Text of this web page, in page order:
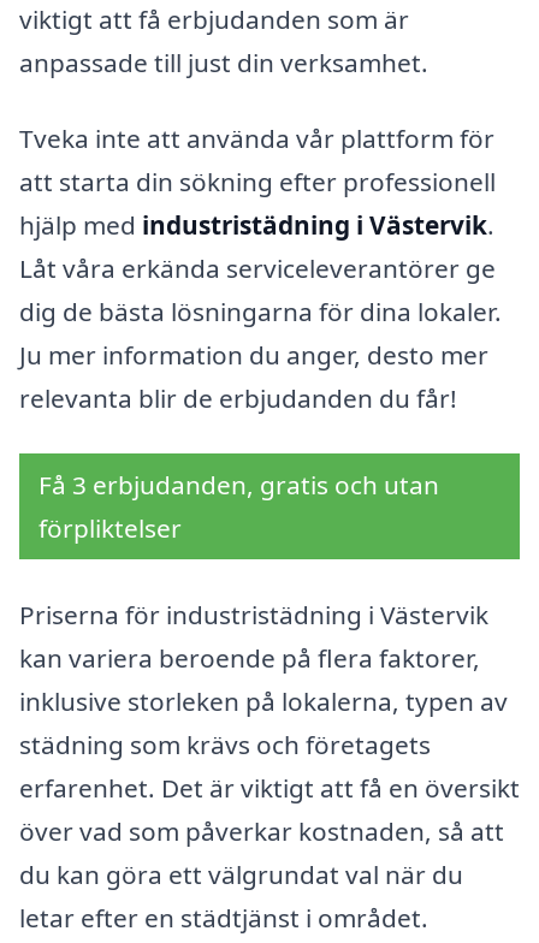
viktigt att få erbjudanden som är
anpassade till just din verksamhet.
Tveka inte att använda vår plattform för
att starta din sökning efter professionell
hjälp med industristädning i Västervik.
Låt våra erkända serviceleverantörer ge
dig de bästa lösningarna för dina lokaler.
Ju mer information du anger, desto mer
relevanta blir de erbjudanden du får!
Få 3 erbjudanden, gratis och utan
förpliktelser
Priserna för industristädning i Västervik
kan variera beroende på flera faktorer,
inklusive storleken på lokalerna, typen av
städning som krävs och företagets
erfarenhet. Det är viktigt att få en översikt
över vad som påverkar kostnaden, så att
du kan göra ett välgrundat val när du
letar efter en städtjänst i området.